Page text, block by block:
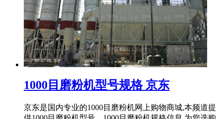
1000目磨粉机型号规格 京东
京东是国内专业的1000目磨粉机网上购物商城,本频道提